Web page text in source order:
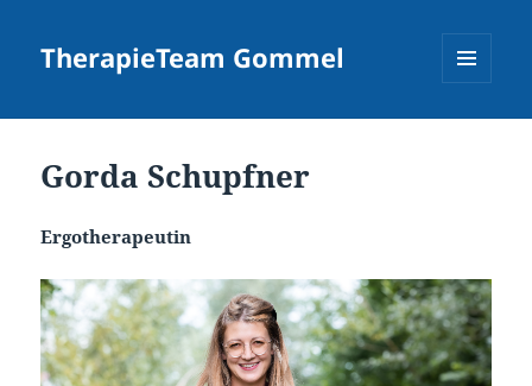
TherapieTeam Gommel
Gorda Schupfner
Ergotherapeutin